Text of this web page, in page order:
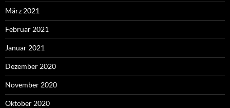
März 2021
Februar 2021
Januar 2021
Dezember 2020
November 2020
Oktober 2020